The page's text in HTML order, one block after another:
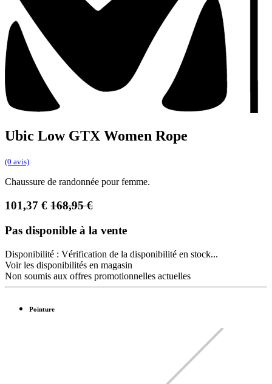
Ubic Low GTX Women Rope
(0 avis)
Chaussure de randonnée pour femme.
101,37 € 168,95€
Pas disponible à la vente
Disponibilité : Vérification de la disponibilité en stock...
Voir les disponibilités en magasin
Non soumis aux offres promotionnelles actuelles
Pointure